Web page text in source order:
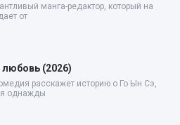
манга-редактор, который на
от
любовь (2026)
расскажет историю о Го Ын Сэ,
однажды